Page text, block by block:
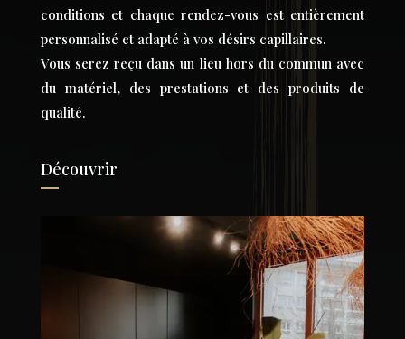
conditions et chaque rendez-vous est entièrement
personnalisé et adapté à vos désirs capillaires.
Vous serez reçu dans un lieu hors du commun avec
du matériel, des prestations et des produits de
qualité.
Découvrir